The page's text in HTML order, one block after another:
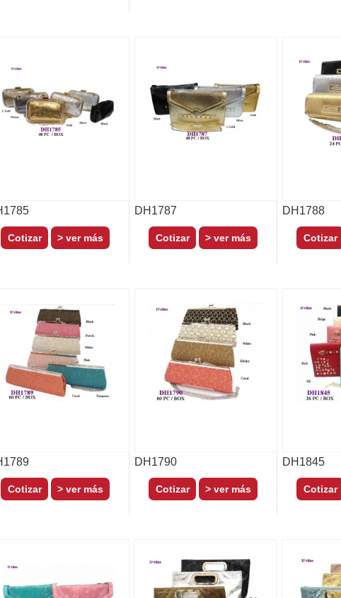
> ver más
DH1787
> ver más
DH1788
> ver más
DH1790
> ver más
DH1845